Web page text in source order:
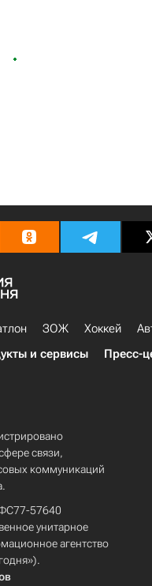
ЗОЖ Хоккей
и сервисы Пресс-
связи,
коммуникаций
57640
унитарное
агентство